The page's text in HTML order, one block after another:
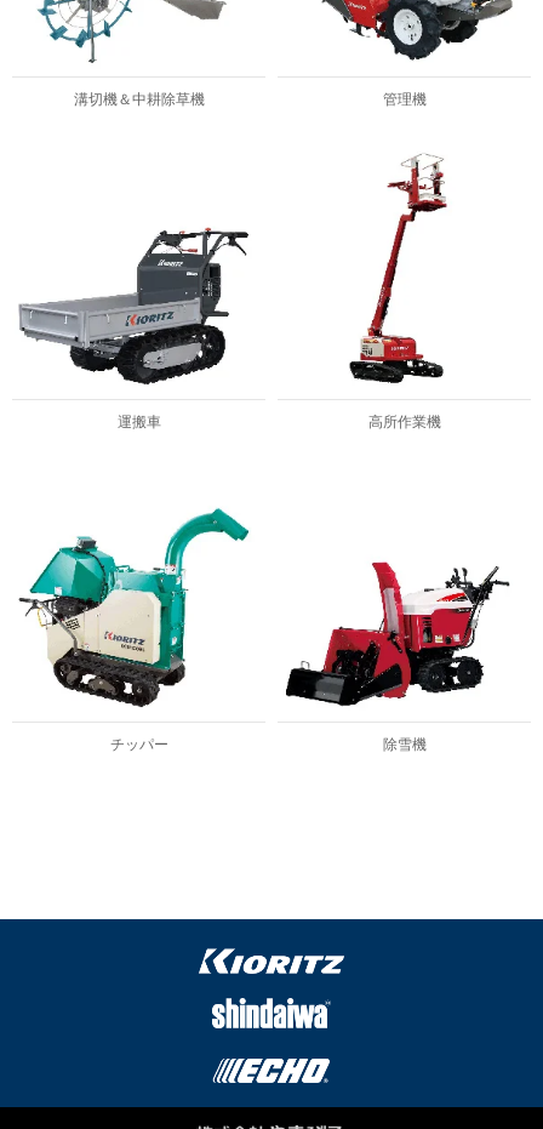
溝切機＆中耕除草機 管理機
運搬車 高所作業機
チッパー 除雪機